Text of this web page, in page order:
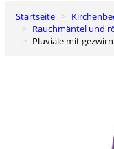
0
Warenkorb
Startseite
Rauchmäntel und
Pluviale mit